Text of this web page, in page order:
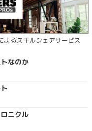
よるスキルシェアサービス
なのか
ニクル